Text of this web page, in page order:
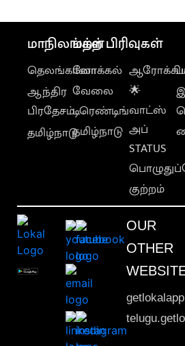
மாநிலங்கள்
தெலங்கானா
ஆந்திர
பிரதேசம்
தமிழ்நாடு
மற்ற பிரிவுகள்
லோக்கல்
வேலை
டிரெண்டிங்
தமிழ்நாடு
🌟
வாட்ஸ்
அப்
STATUS
குற்றம்
OUR
OTHER